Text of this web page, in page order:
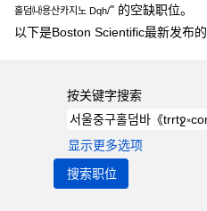
홀덤㈏용산카지노 Dqh/" 的空缺职位。
以下是Boston Scientific最新发布
按关键字搜索
显示更多选项